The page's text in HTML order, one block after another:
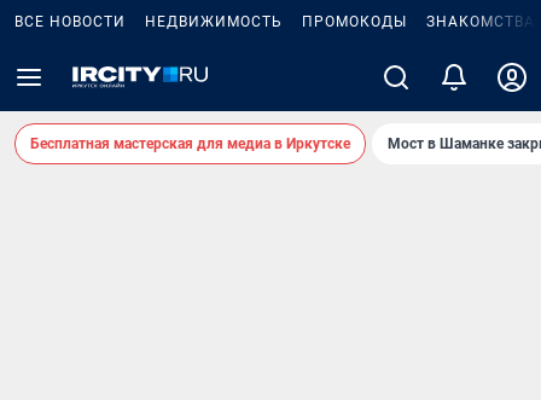
ВСЕ НОВОСТИ НЕДВИЖИМОСТЬ ПРОМОКОДЫ ЗНАКОМСТВА
Бесплатная мастерская для медиа в Иркутске Мост в Шаманке